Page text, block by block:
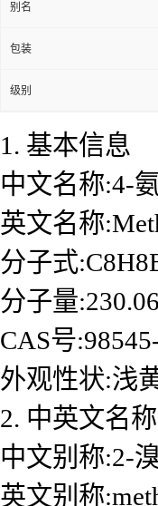
别名
包装
级别
1. 基本信息
中文名称:4-
英文名称
分子式
分子量:230.06
CAS号
外观性状:浅
2. 中英文名
中文别称:2-
英文别称